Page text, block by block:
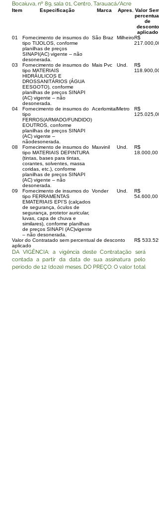
Bocaiuva, nº 89, sala 01, Centro, Tarauacá/Acre
Item Especificação Marca Apres.
Valor Sem
percentual
de
desconto
aplicado
01
Fornecimento de insumos do
tipo TIJOLOS, conforme
planilhas de preços
SINAPI(AC) vigente – não
desonerada.
São Braz MilheiroR$
217.000,00
03
Fornecimento de insumos do
tipo MATERIAIS
HIDRÁULICOS E
DROSSANITÁRIOS (ÁGUA
EESGOTO), conforme
planilhas de preços SINAPI
(AC) vigente – não
desonerada.
Mais Pvc Und.
R$
118.900,00
04
Fornecimento de insumos do
tipo
FERROS(ARMADO/FUNDIDO)
EOUTROS, conforme
planilhas de preços SINAPI
(AC) vigente –
nãodesonerada.
AcerlomitalMetro
R$
125.025,00
08
Fornecimento de insumos do
tipo MATERIAIS DEPINTURA
(tintas, bases para tintas,
corantes, solventes, massa
coridas, etc.), conforme
planilhas de preços SINAPI
(AC) vigente – não
desonerada.
Maxvinil Und.
R$
18.000,00
09
Fornecimento de insumos do
tipo FERRAMENTAS
EMATERIAIS EPI'S (calçados
de segurança, óculos de
segurança, protetor auricular,
luvas, capa de chuva e
similares), conforme planilhas
de preços SINAPI (AC)vigente
– não desonerada.
Vonder Und.
R$
54.600,00
Valor do Contratado sem percentual de desconto
aplicado
R$
DA VIGÊNCIA: a vigência deste Contratação será
contada a partir da data de sua assinatura pelo
período de 12 (doze) meses. DO PREÇO: O valor total